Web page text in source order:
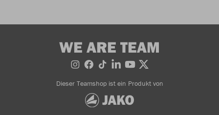
WE ARE TEAM
Dieser Teamshop ist ein Produkt von